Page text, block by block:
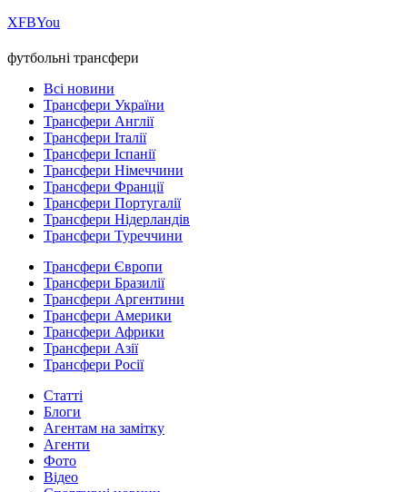
ХFBYou
футбольні трансфери
Всі новини
Трансфери України
Трансфери Англії
Трансфери Італії
Трансфери Іспанії
Трансфери Німеччини
Трансфери Франції
Трансфери Португалії
Трансфери Нідерландів
Трансфери Туреччини
Трансфери Європи
Трансфери Бразилії
Трансфери Аргентини
Трансфери Америки
Трансфери Африки
Трансфери Азії
Трансфери Росії
Статті
Блоги
Агентам на замітку
Агенти
Фото
Відео